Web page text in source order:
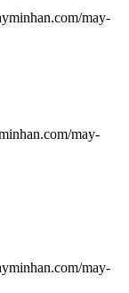
may-
may-
may-